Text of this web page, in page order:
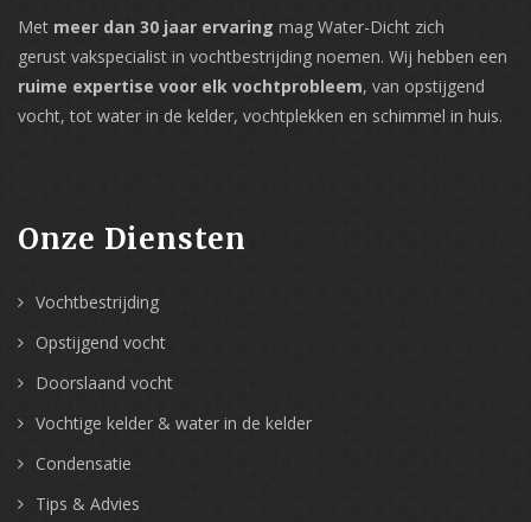
Met meer dan 30 jaar ervaring mag Water-Dicht zich
gerust vakspecialist in vochtbestrijding noemen. Wij hebben een
ruime expertise voor elk vochtprobleem, van opstijgend
vocht, tot water in de kelder, vochtplekken en schimmel in huis.
Onze Diensten
Vochtbestrijding
Opstijgend vocht
Doorslaand vocht
Vochtige kelder & water in de kelder
Condensatie
Tips & Advies